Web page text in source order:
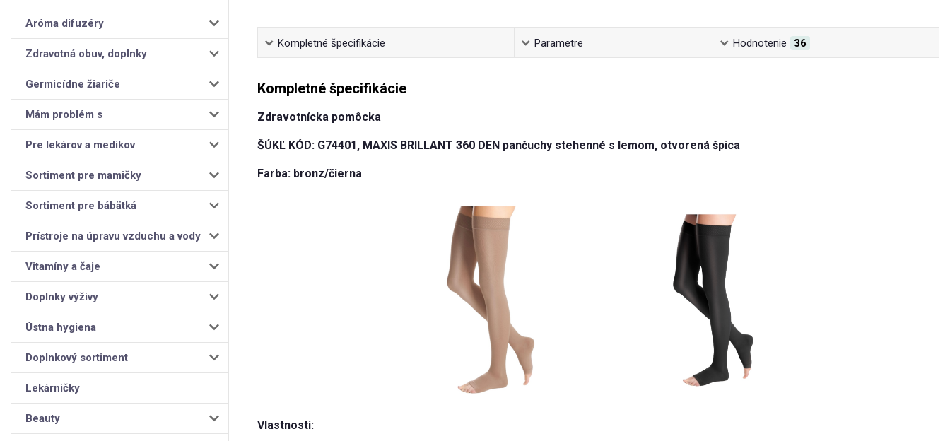
Aróma difuzéry
Zdravotná obuv, doplnky
Germicídne žiariče
Mám problém s
Pre lekárov a medikov
Sortiment pre mamičky
Sortiment pre bábätká
Prístroje na úpravu vzduchu a vody
Vitamíny a čaje
Doplnky výživy
Ústna hygiena
Doplnkový sortiment
Lekárničky
Beauty
Kompletné špecifikácie Parametre Hodnotenie 36
Kompletné špecifikácie
Zdravotnícka pomôcka
ŠÚKĽ KÓD: G74401, MAXIS BRILLANT 360 DEN pančuchy stehenné s lemom, otvorená špica
Farba: bronz/čierna
Vlastnosti: